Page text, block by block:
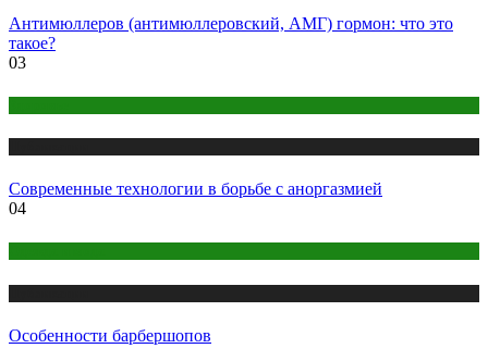
Антимюллеров (антимюллеровский, АМГ) гормон: что это
такое?
03
Современные технологии в борьбе с аноргазмией
04
Особенности барбершопов